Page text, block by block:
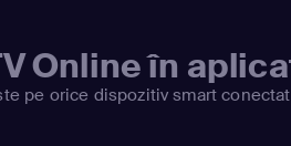
Online în
pe orice dispozitiv smart